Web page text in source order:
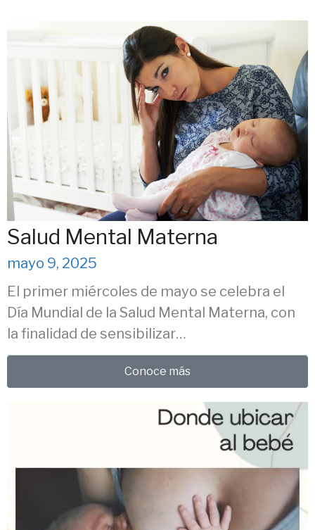
Salud Mental Materna
mayo 9, 2025
El primer miércoles de mayo se celebra el
Día Mundial de la Salud Mental Materna, con
la finalidad de sensibilizar…
Conoce más